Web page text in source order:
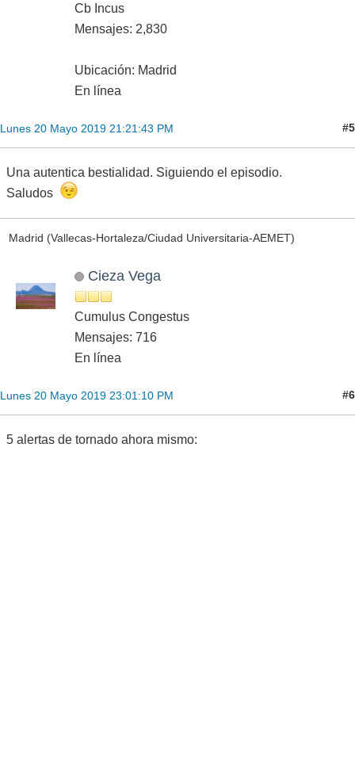
Cb Incus
Mensajes: 2,830
Ubicación: Madrid
En línea
Lunes 20 Mayo 2019 21:21:43 PM #5
Una autentica bestialidad. Siguiendo el episodio.
Saludos
Madrid (Vallecas-Hortaleza/Ciudad Universitaria-AEMET)
Cieza Vega
Cumulus Congestus
Mensajes: 716
En línea
Lunes 20 Mayo 2019 23:01:10 PM #6
5 alertas de tornado ahora mismo: